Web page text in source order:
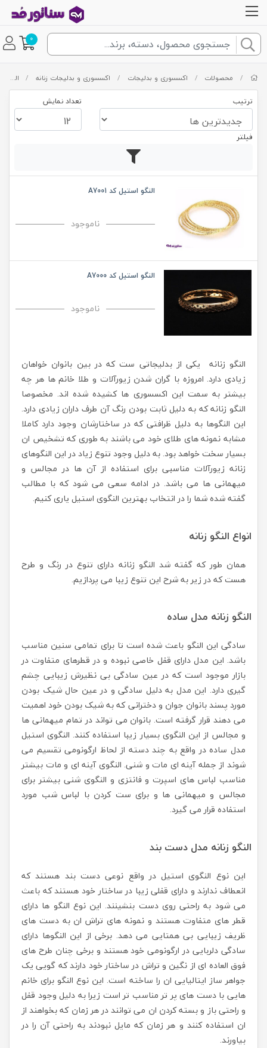
0
/ محصولات / اکسسوری و بدلیجات / اکسسوری و بدلیجات زنانه / النگو
ترتیب تعداد نمایش
فیلتر
النگو استیل کد A7001
ناموجود
النگو استیل کد A7000
ناموجود
النگو زنانه یکی از بدلیجاتی ست که در بین بانوان خواهان
زیادی دارد. امروزه با گران شدن زیورآلات و طلا خانم ها هر چه
بیشتر به سمت این اکسسوری ها کشیده شده اند. مخصوصا
النگو زنانه که به دلیل ثابت بودن رنگ آن طرف داران زیادی دارد.
این النگوها به دلیل ظرافتی که در ساختارشان وجود دارد کاملا
مشابه نمونه های طلای خود می باشند به طوری که تشخیص ان
بسیار سخت خواهد بود. به دلیل وجود تنوع زیاد در این النگوهای
زنانه زیورآلات مناسبی برای استفاده از آن ها در مجالس و
میهمانی ها می باشد. در ادامه سعی می شود که با مطالب
گفته شده شما را در انتخاب بهترین النگوی استیل یاری کنیم.
انواع النگو زنانه
همان طور که گفته شد النگو زنانه دارای تنوع در رنگ و طرح
هست که در زیر به شرح این تنوع زیبا می پردازیم.
النگو زنانه مدل ساده
سادگی این النگو باعث شده است تا برای تمامی سنین مناسب
باشد. این مدل دارای قفل خاصی نبوده و در قطرهای متفاوت در
بازار موجود است که در عین سادگی بی نظیرش زیبایی چشم
گیری دارد. این مدل به دلیل سادگی و در عین حال شیک بودن
مورد پسند بانوان جوان و دخترانی که به شیک بودن خود اهمیت
می دهند قرار گرفته است. بانوان می تواند در تمام میهمانی ها
و مجالس از این النگوی بسیار زیبا استفاده کنند. النگوی استیل
مدل ساده در واقع به چند دسته از لحاظ ارگونومی تقسیم می
شوند از جمله آینه ای مات و شنی. النگوی آینه ای و مات بیشتر
مناسب لباس های اسپرت و فانتزی و النگوی شنی بیشتر برای
مجالس و میهمانی ها و برای ست کردن با لباس شب مورد
استفاده قرار می گیرد.
النگو زنانه مدل دست بند
این نوع النگوی استیل در واقع نوعی دست بند هستند که
انعطاف ندارند و دارای قفلی زیبا در ساختار خود هستند که باعث
می شود به راحتی روی دست بنشینند. این نوع النگو ها دارای
قطر های متفاوت هستند و نمونه های تراش ان به دست های
ظریف زیبایی بی همتایی می دهد. برخی از این النگوها دارای
سادگی دلربایی در ارگونومی خود هستند و برخی چنان طرح های
فوق العاده ای از نگین و تراش در ساختار خود دارند که گویی یک
جواهر ساز ایتالیایی ان را ساخته است. این نوع النگو برای خانم
هایی با دست های پر تر مناسب تر است زیرا به دلیل وجود قفل
و راحتی باز و بسته کردن ان می توانند در هر زمان که بخواهند از
ان استفاده کنند و هر زمان که مایل نبودند به راحتی آن را در
بیاورند.